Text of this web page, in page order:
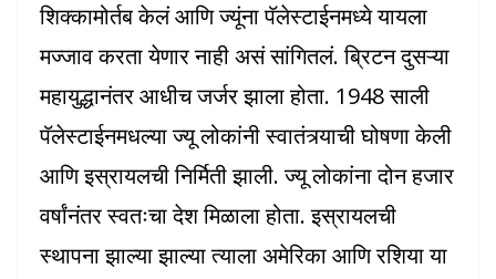
शिक्कामोर्तब केलं आणि ज्यूंना पॅलेस्टाईनमध्ये यायला
मज्जाव करता येणार नाही असं सांगितलं. ब्रिटन दुसऱ्या
महायुद्धानंतर आधीच जर्जर झाला होता. 1948 साली
पॅलेस्टाईनमधल्या ज्यू लोकांनी स्वातंत्र्याची घोषणा केली
आणि इस्रायलची निर्मिती झाली. ज्यू लोकांना दोन हजार
वर्षांनंतर स्वतःचा देश मिळाला होता. इस्रायलची
स्थापना झाल्या झाल्या त्याला अमेरिका आणि रशिया या